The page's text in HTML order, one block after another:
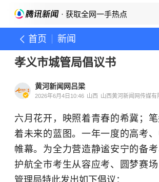
· 获取全网一手热点
首页 新闻
孝义市城管局倡议书
黄河新闻网吕梁
2026年6月4日10:46 山西 山西黄河新闻网传媒有
六月花开，映照着青春的希冀；
着未来的蓝图。一年一度的高考
帷幕。为全力营造静谧安宁的备考
护航全市考生从容应考、圆梦赛
管理局特此发出如下倡议：